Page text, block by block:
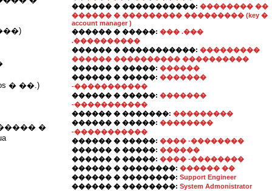
� ��.)
�
������ � �����������: �������� ��
������ � ��������� ��������� (key �
account manager )
������ � �����: ��� .���
.����������
������ � �����������: ���������
������ ���������� ����������
������ � �����: ������
������ � �����: �������
-�����������
������ � �����: �������
-�����������
������ � �������: ���������
������ � �����: ��������
-�����������
������ � �����: ���� -��������
������ � �����: ������
������ � �����: ���� -��������
������ � ��������: ������ ��
������ � ��������: Support Engineer
������ � ��������: System Admonistrator